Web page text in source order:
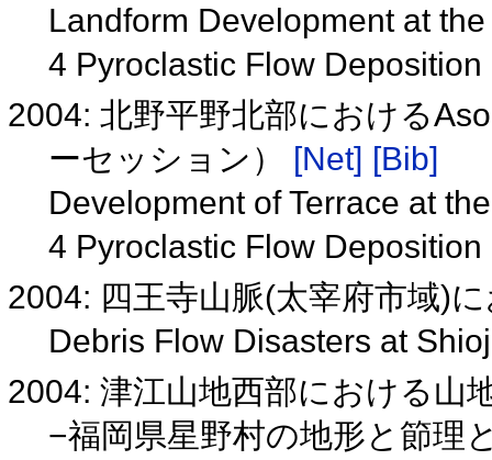
Landform Development at
4 Pyroclastic Flow Deposition
2004: 北野平野北部における
ーセッション）
[Net] [Bib]
Development of Terrace at
4 Pyroclastic Flow Deposition
2004: 四王寺山脈(太宰府市域)
Debris Flow Disasters at
2004: 津江山地西部における山
−福岡県星野村の地形と節理